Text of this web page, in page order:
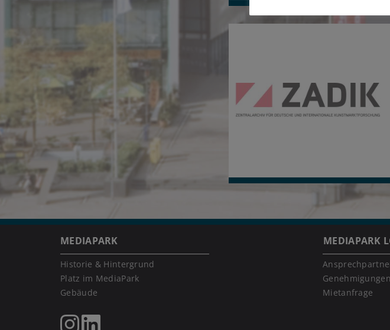
MEDIAPARK
Historie & Hintergrund
Platz im MediaPark
Gebäude
MEDIAPARK
Mietanfrage